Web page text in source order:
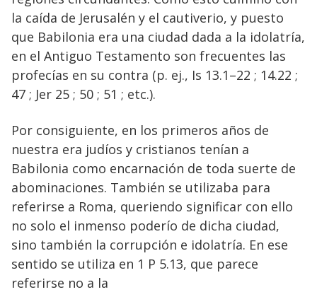
la caída de Jerusalén y el cautiverio, y puesto
que Babilonia era una ciudad dada a la idolatría,
en el Antiguo Testamento son frecuentes las
profecías en su contra (p. ej., Is 13.1–22 ; 14.22 ;
47 ; Jer 25 ; 50 ; 51 ; etc.).
Por consiguiente, en los primeros años de
nuestra era judíos y cristianos tenían a
Babilonia como encarnación de toda suerte de
abominaciones. También se utilizaba para
referirse a Roma, queriendo significar con ello
no solo el inmenso poderío de dicha ciudad,
sino también la corrupción e idolatría. En ese
sentido se utiliza en 1 P 5.13, que parece
referirse no a la